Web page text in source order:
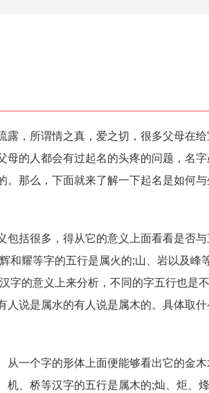
，所谓情之真，爱之切，很多父母在给
母的人都会有过起名的头疼的问题，名字
。那么，下面就来了解一下起名是如何与
括很多，得从它的意义上面看看是否与
和耀等字的五行是属火的;山、岩以及峰
字的意义上来分析，不同的字五行也是
说是属水的有人说是属木的。具体取什
一个字的形体上面便能够看出它的金木
、桥等汉字的五行是属木的;灿、炬、